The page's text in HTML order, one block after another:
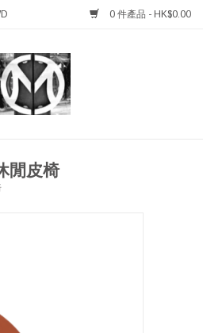
0 件產品 - HK$0.00
閒皮椅